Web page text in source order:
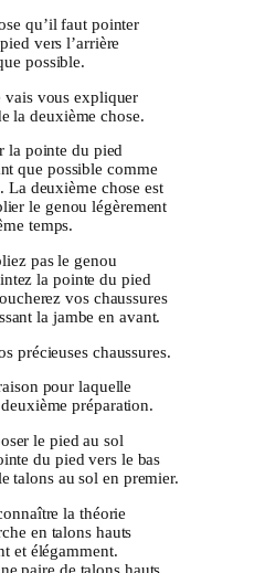
qu’il faut pointer
vers l’arrière
possible.
vais vous expliquer
la deuxième chose.
la pointe du pied
que possible comme
La deuxième chose est
le genou légèrement
temps.
pas le genou
la pointe du pied
vos chaussures
la jambe en avant.
précieuses chaussures.
pour laquelle
préparation.
le pied au sol
du pied vers le bas
talons au sol en premier.
la théorie
en talons hauts
et élégamment.
paire de talons hauts